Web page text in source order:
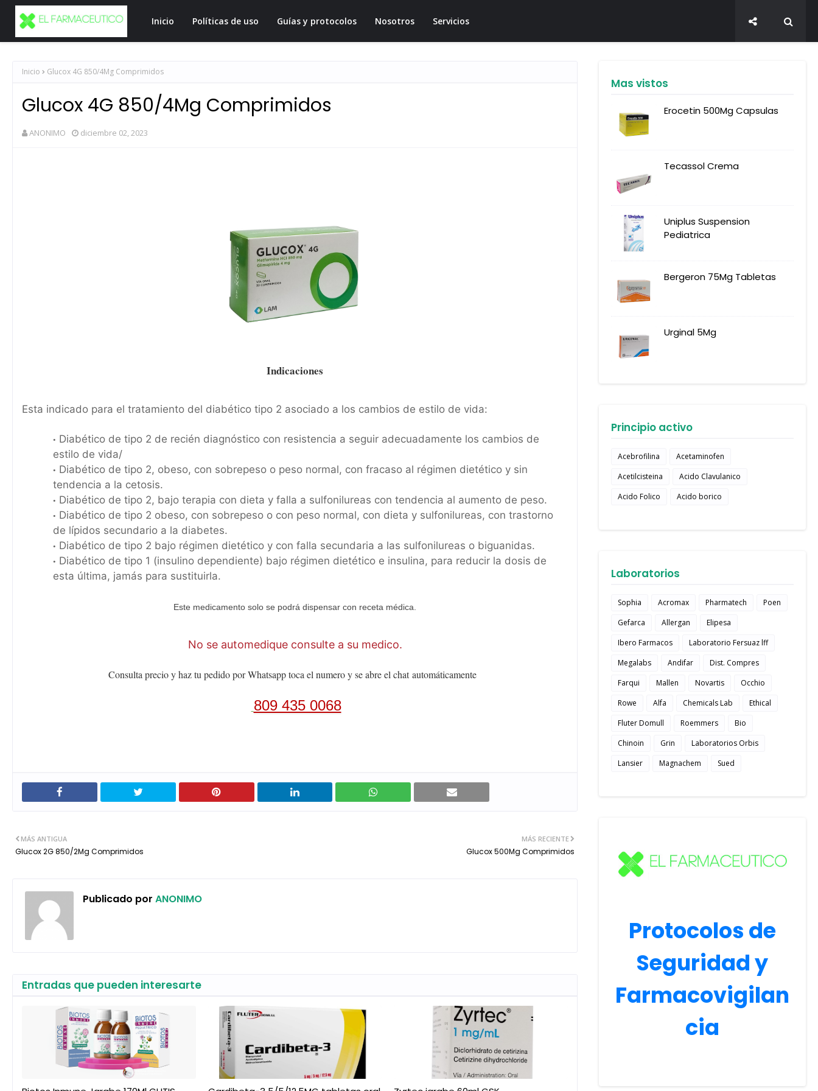
Inicio Políticas de uso Guías y protocolos Nosotros Servicios
Inicio Glucox 4G 850/4Mg Comprimidos
Glucox 4G 850/4Mg Comprimidos
ANONIMO diciembre 02, 2023
Indicaciones
Esta indicado para el tratamiento del diabético tipo 2 asociado a los cambios de estilo de vida:
Diabético de tipo 2 de recién diagnóstico con resistencia a seguir adecuadamente los cambios de
estilo de vida/
Diabético de tipo 2, obeso, con sobrepeso o peso normal, con fracaso al régimen dietético y sin
tendencia a la cetosis.
Diabético de tipo 2, bajo terapia con dieta y falla a sulfonilureas con tendencia al aumento de peso.
Diabético de tipo 2 obeso, con sobrepeso o con peso normal, con dieta y sulfonilureas, con trastorno
de lípidos secundario a la diabetes.
Diabético de tipo 2 bajo régimen dietético y con falla secundaria a las sulfonilureas o biguanidas.
Diabético de tipo 1 (insulino dependiente) bajo régimen dietético e insulina, para reducir la dosis de
esta última, jamás para sustituirla.
Este medicamento solo se podrá dispensar con receta médica.
No se automedique consulte a su medico.
Consulta precio y haz tu pedido por Whatsapp toca el numero y se abre el chatautomáticamente
809 435 0068
MÁS RECIENTE
Glucox 500Mg Comprimidos
MÁS ANTIGUA
Glucox 2G 850/2Mg Comprimidos
Publicado por ANONIMO
Entradas que pueden interesarte
Mas vistos
Erocetin 500Mg Capsulas
Tecassol Crema
Uniplus Suspension
Pediatrica
Bergeron 75Mg Tabletas
Urginal 5Mg
Principio activo
Acebrofilina
Acetaminofen
Acetilcisteina
Acido Clavulanico
Acido Folico
Acido borico
Laboratorios
Sophia Acromax Pharmatech
Poen
Gefarca
Allergan
Elipesa
Ibero Farmacos
Laboratorio Fersuaz lff
Megalabs
Andifar
Dist. Compres
Farqui
Mallen Novartis
Occhio
Rowe
Alfa Chemicals Lab
Ethical
Fluter Domull
Roemmers
Bio
Chinoin
Grin
Laboratorios Orbis
Lansier
Magnachem Sued
Protocolos de
Seguridad y
Farmacovigilan
cia